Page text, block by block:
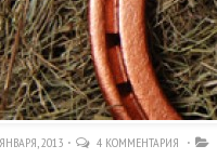
2013 4 КОММЕНТАРИЯ